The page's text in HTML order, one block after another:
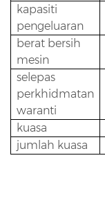
kapasiti
pengeluaran
berat bersih
mesin
selepas
perkhidmatan
waranti
kuasa
jumlah kuasa